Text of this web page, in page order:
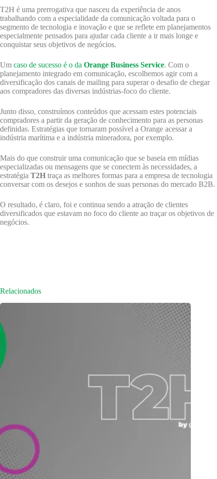
T2H é uma prerrogativa que nasceu da experiência de anos
trabalhando com a especialidade da comunicação voltada para o
segmento de tecnologia e inovação e que se reflete em planejamentos
especialmente pensados para ajudar cada cliente a ir mais longe e
conquistar seus objetivos de negócios.
Um caso de sucesso é o da Orange Business Service. Com o
planejamento integrado em comunicação, escolhemos agir com a
diversificação dos canais de mailing para superar o desafio de chegar
aos compradores das diversas indústrias-foco do cliente.
Junto disso, construímos conteúdos que acessam estes potenciais
compradores a partir da geração de conhecimento para as personas
definidas. Estratégias que tornaram possível a Orange acessar a
indústria marítima e a indústria mineradora, por exemplo.
Mais do que construir uma comunicação que se baseia em mídias
especializadas ou mensagens que se conectem às necessidades, a
estratégia T2H traça as melhores formas para a empresa de tecnologia
conversar com os desejos e sonhos de suas personas do mercado B2B.
O resultado, é claro, foi e continua sendo a atração de clientes
diversificados que estavam no foco do cliente ao traçar os objetivos de
negócios.
Relacionados